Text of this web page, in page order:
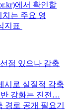
에서 확인할
는 주요 영
지표
점 있으나 감축
시로 실질적 감축
반 강화는 진전…
로 공개 필요기